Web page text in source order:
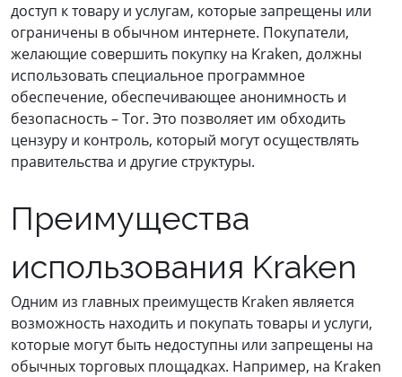
доступ к товару и услугам, которые запрещены или
ограничены в обычном интернете. Покупатели,
желающие совершить покупку на Kraken, должны
использовать специальное программное
обеспечение, обеспечивающее анонимность и
безопасность – Tor. Это позволяет им обходить
цензуру и контроль, который могут осуществлять
правительства и другие структуры.
Преимущества
использования Kraken
Одним из главных преимуществ Kraken является
возможность находить и покупать товары и услуги,
которые могут быть недоступны или запрещены на
обычных торговых площадках. Например, на Kraken